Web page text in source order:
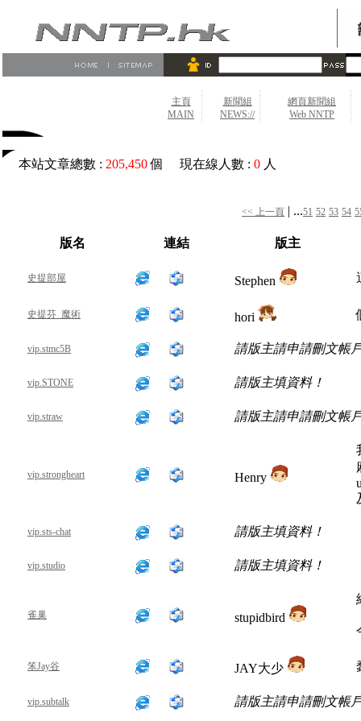
主頁
MAIN
新聞組
NEWS://
網頁新聞組
Web NNTP
本站文章總數 : 205,450個 現在線人數 : 0 人
<< 上一頁 | ...51 52 53 54
版名 連結 版主
史提部屋 Stephen
史提芬_魔術 hori
vip.stmc5B 請版主請申請刪文帳
vip.STONE 請版主填資料！
vip.straw 請版主請申請刪文帳
vip.strongheart Henry
vip.sts-chat 請版主填資料！
vip.studio 請版主填資料！
雀巢 stupidbird
笨Jay谷 JAY大少
vip.subtalk 請版主請申請刪文帳